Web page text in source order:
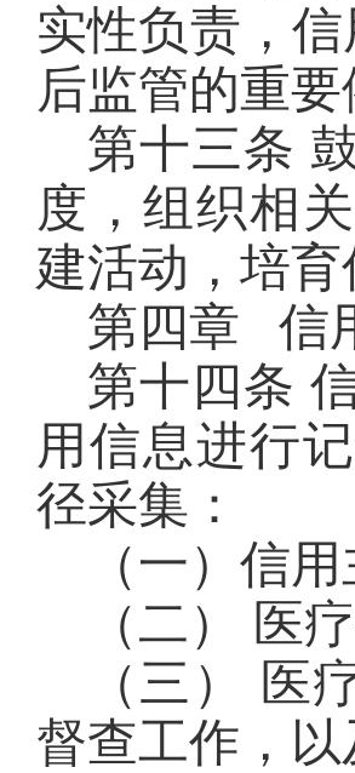
实性负责，
后监管的重要
第十三条
度，组织相
建活动，培
第四章 信
第十四条
用信息进行
径采集：
（一）信
（二） 医
（三） 医
督查工作，